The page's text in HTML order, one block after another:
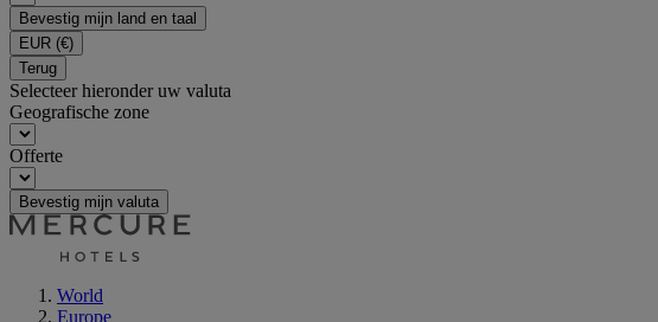
Bevestig mijn land en taal
EUR (€)
Terug
Selecteer hieronder uw valuta
Geografische zone
Offerte
Bevestig mijn valuta
World
Europe